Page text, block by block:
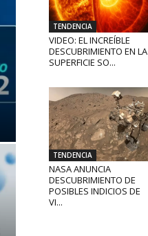
TENDENCIA
VIDEO: EL INCREÍBLE
DESCUBRIMIENTO EN LA
SUPERFICIE SO...
TENDENCIA
NASA ANUNCIA
DESCUBRIMIENTO DE
POSIBLES INDICIOS DE
VI...